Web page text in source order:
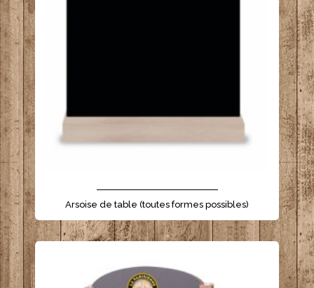
- - - - - - - - - - - - - - - - - - - - - -
Arsoise de table (toutes formes possibles)